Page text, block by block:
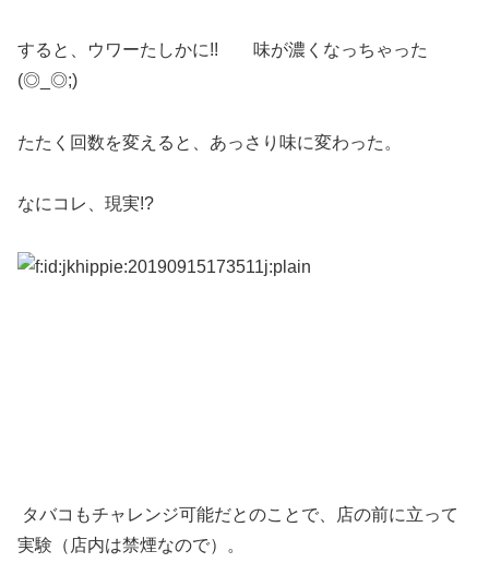
すると、ウワーたしかに!! 味が濃くなっちゃった
(◎_◎;)
たたく回数を変えると、あっさり味に変わった。
なにコレ、現実!?
タバコもチャレンジ可能だとのことで、店の前に立って
実験（店内は禁煙なので）。